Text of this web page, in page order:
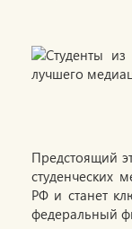
Предстоящий
студенческих
РФ и станет
федеральный